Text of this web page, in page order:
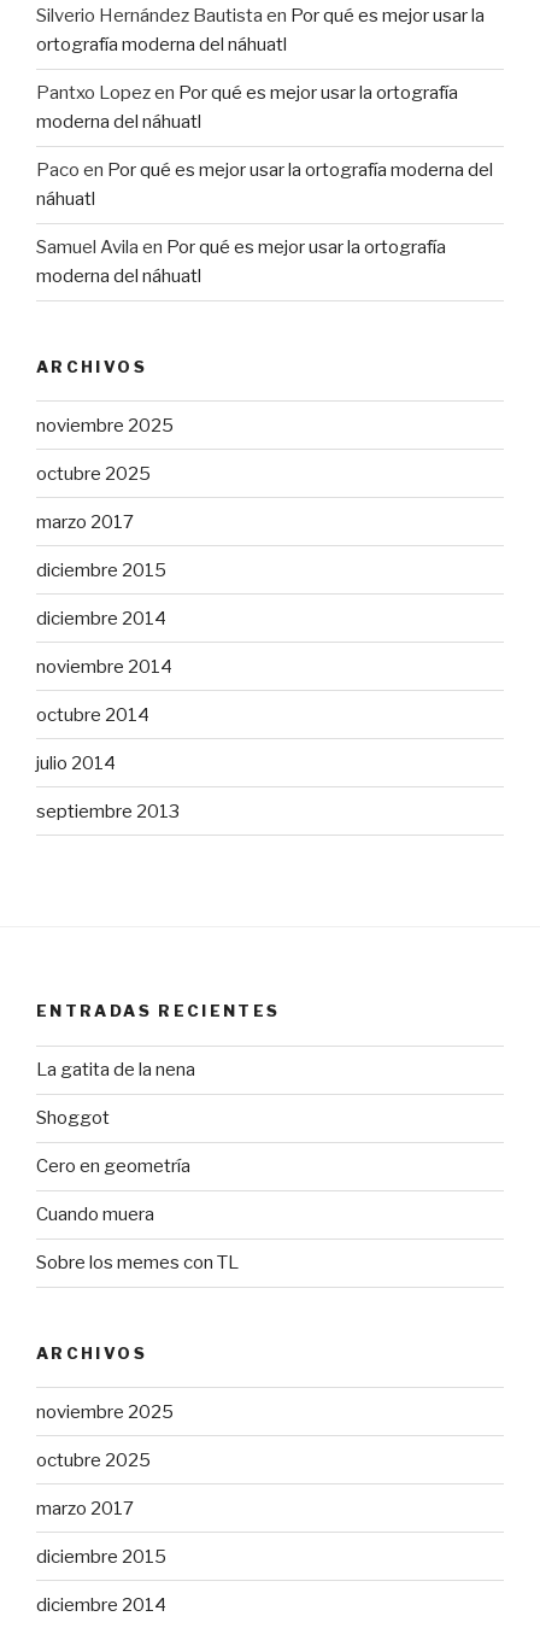
Silverio Hernández Bautista en Por qué es mejor usar la
ortografía moderna del náhuatl
Pantxo Lopezen Por qué es mejor usar la ortografía
moderna del náhuatl
Paco en Por qué es mejor usar la ortografía moderna del
náhuatl
Samuel Avila en Por qué es mejor usar la ortografía
moderna del náhuatl
ARCHIVOS
noviembre 2025
octubre 2025
marzo 2017
diciembre 2015
diciembre 2014
noviembre 2014
octubre 2014
julio 2014
septiembre 2013
ENTRADAS RECIENTES
La gatita de la nena
Shoggot
Cero en geometría
Cuando muera
Sobre los memes con TL
ARCHIVOS
noviembre 2025
octubre 2025
marzo 2017
diciembre 2015
diciembre 2014